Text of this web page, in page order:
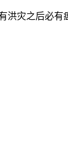
洪灾之后必